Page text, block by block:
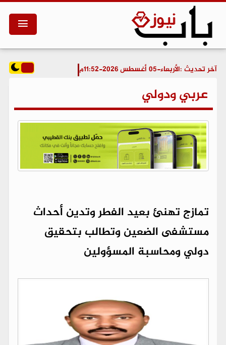
آخر تحديث :الأربعاء-05 أغسطس 2026-11:52م
عربي ودولي
تمازج تهنئ بعيد الفطر وتدين أحداث
مستشفى الضعين وتطالب بتحقيق
دولي ومحاسبة المسؤولين